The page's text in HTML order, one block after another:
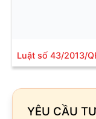
Luật số 43/2013/
YÊU CẦU